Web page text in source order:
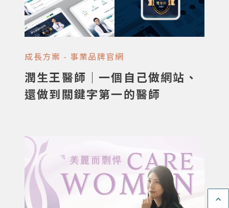
成長方案 - 事業品牌官網
潤生王醫師｜一個自己做網站、
還做到關鍵字第一的醫師
keyboard_arrow_up